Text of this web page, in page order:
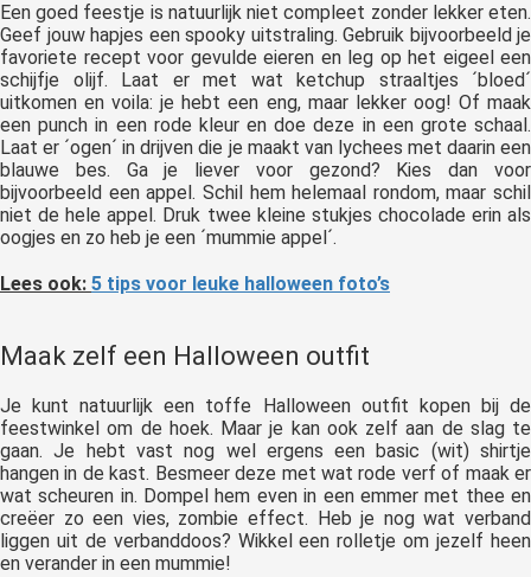
Een goed feestje is natuurlijk niet compleet zonder lekker eten.
Geef jouw hapjes een spooky uitstraling. Gebruik bijvoorbeeld je
favoriete recept voor gevulde eieren en leg op het eigeel een
schijfje olijf. Laat er met wat ketchup straaltjes ´bloed´
uitkomen en voila: je hebt een eng, maar lekker oog! Of maak
een punch in een rode kleur en doe deze in een grote schaal.
Laat er ´ogen´ in drijven die je maakt van lychees met daarin een
blauwe bes. Ga je liever voor gezond? Kies dan voor
bijvoorbeeld een appel. Schil hem helemaal rondom, maar schil
niet de hele appel. Druk twee kleine stukjes chocolade erin als
oogjes en zo heb je een ´mummie appel´.
Lees ook: 5 tips voor leuke halloween foto’s
Maak zelf een Halloween outfit
Je kunt natuurlijk een toffe Halloween outfit kopen bij de
feestwinkel om de hoek. Maar je kan ook zelf aan de slag te
gaan. Je hebt vast nog wel ergens een basic (wit) shirtje
hangen in de kast. Besmeer deze met wat rode verf of maak er
wat scheuren in. Dompel hem even in een emmer met thee en
creëer zo een vies, zombie effect. Heb je nog wat verband
liggen uit de verbanddoos? Wikkel een rolletje om jezelf heen
en verander in een mummie!